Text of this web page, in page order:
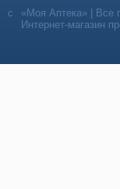
«Моя Аптека» | Все
Интернет-магазин